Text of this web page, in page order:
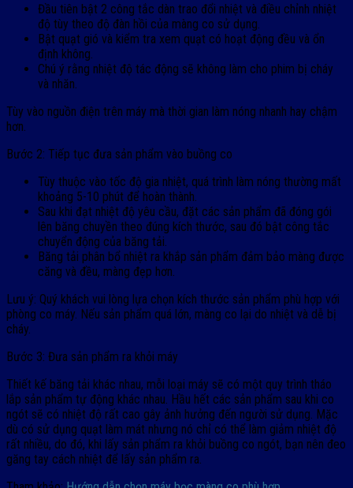
Đầu tiên bật 2 công tắc dàn trao đổi nhiệt và điều chỉnh nhiệt
độ tùy theo độ đàn hồi của màng co sử dụng.
Bật quạt gió và kiểm tra xem quạt có hoạt động đều và ổn
định không.
Chú ý rằng nhiệt độ tác động sẽ không làm cho phim bị cháy
và nhăn.
Tùy vào nguồn điện trên máy mà thời gian làm nóng nhanh hay chậm
hơn.
Bước 2: Tiếp tục đưa sản phẩm vào buồng co
Tùy thuộc vào tốc độ gia nhiệt, quá trình làm nóng thường mất
khoảng 5-10 phút để hoàn thành.
Sau khi đạt nhiệt độ yêu cầu, đặt các sản phẩm đã đóng gói
lên băng chuyền theo đúng kích thước, sau đó bật công tắc
chuyển động của băng tải.
Băng tải phân bổ nhiệt ra khắp sản phẩm đảm bảo màng được
căng và đều, màng đẹp hơn.
Lưu ý: Quý khách vui lòng lựa chọn kích thước sản phẩm phù hợp với
phòng co máy. Nếu sản phẩm quá lớn, màng co lại do nhiệt và dễ bị
cháy.
Bước 3: Đưa sản phẩm ra khỏi máy
Thiết kế băng tải khác nhau, mỗi loại máy sẽ có một quy trình tháo
lắp sản phẩm tự động khác nhau. Hầu hết các sản phẩm sau khi co
ngót sẽ có nhiệt độ rất cao gây ảnh hưởng đến người sử dụng. Mặc
dù có sử dụng quạt làm mát nhưng nó chỉ có thể làm giảm nhiệt độ
rất nhiều, do đó, khi lấy sản phẩm ra khỏi buồng co ngót, bạn nên đeo
găng tay cách nhiệt để lấy sản phẩm ra.